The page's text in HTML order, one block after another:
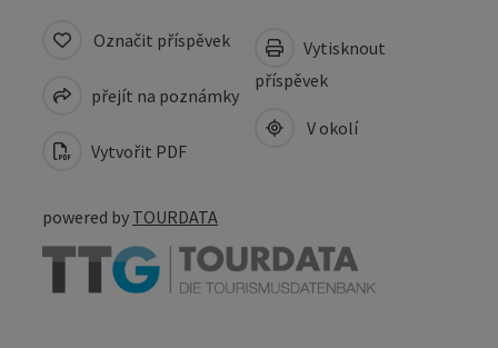
Označit příspěvek
přejít na poznámky
Vytvořit PDF
Vytisknout
příspěvek
V okolí
powered by TOURDATA